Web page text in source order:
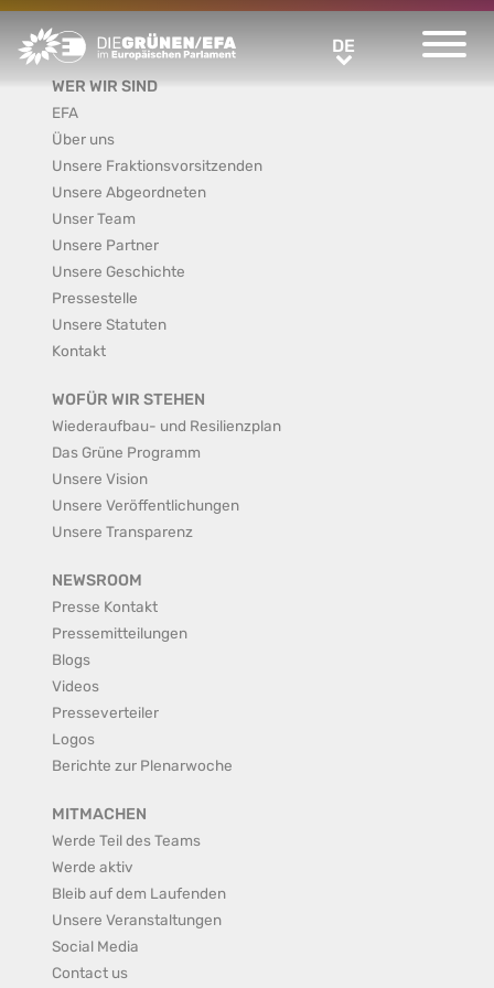
Greens/EFA Home DEDE
WER WIR SIND
EFA
Über uns
Unsere Fraktionsvorsitzenden
Unsere Abgeordneten
Unser Team
Unsere Partner
Unsere Geschichte
Pressestelle
Unsere Statuten
Kontakt
WOFÜR WIR STEHEN
Wiederaufbau- und Resilienzplan
Das Grüne Programm
Unsere Vision
Unsere Veröffentlichungen
Unsere Transparenz
NEWSROOM
Presse Kontakt
Pressemitteilungen
Blogs
Videos
Presseverteiler
Logos
Berichte zur Plenarwoche
MITMACHEN
Werde Teil des Teams
Werde aktiv
Bleib auf dem Laufenden
Unsere Veranstaltungen
Social Media
Contact us